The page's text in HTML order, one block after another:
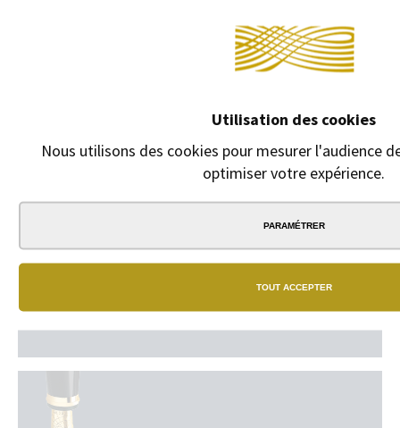
Utilisation des cookies
Nous utilisons des cookies pour mesurer l'audience
optimiser votre expérience.
PARAMÉTRER
TOUT ACCEPTER